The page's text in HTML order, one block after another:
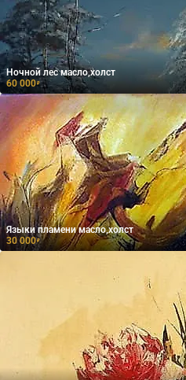
Ночной лес масло,холст
60 000₽
Языки пламени масло,холст
30 000₽